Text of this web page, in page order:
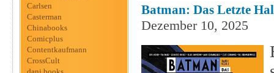
Carlsen
Casterman
Chinabooks
Comicplus
Contentkaufmann
CrossCult
Batman: Das Letzte
Dezember 10, 2025